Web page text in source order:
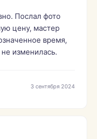
Послал фото
цену, мастер
время,
изменилась.
3 сентября 2024